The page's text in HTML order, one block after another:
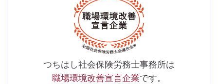
つちはし社会保険労務士事務所は
職場環境改善宣言企業です。